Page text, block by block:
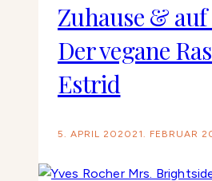
Zuhause & auf
Der vegane
Estrid
5. APRIL 2020 21. FEBRUAR